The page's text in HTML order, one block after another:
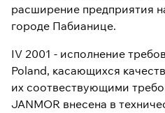
расширение предприятия
городе Пабианице.
IV 2001 - исполнение
Poland, касающихся
их соотвествующими
JANMOR внесена в